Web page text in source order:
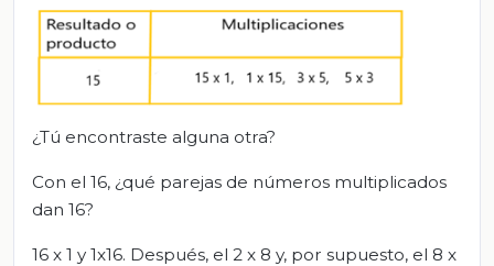
¿Tú encontraste alguna otra?
Con el 16, ¿qué parejas de números multiplicados
dan 16?
16 x 1 y 1x16. Después, el 2 x 8 y, por supuesto, el 8 x